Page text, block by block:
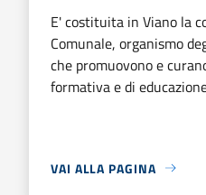
E' costituita in Viano la
Comunale, organismo
che promuovono e
formativa e di
VAI ALLA PAGINA